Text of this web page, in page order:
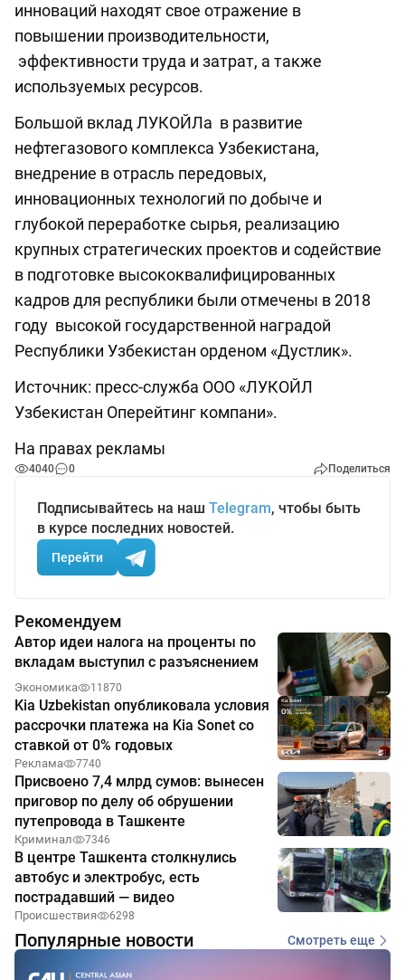
инноваций находят свое отражение в
повышении производительности,
эффективности труда и затрат, а также
используемых ресурсов.
Большой вклад ЛУКОЙЛа в развитие
нефтегазового комплекса Узбекистана,
внедрение в отрасль передовых,
инновационных технологий по добыче и
глубокой переработке сырья, реализацию
крупных стратегических проектов и содействие
в подготовке высококвалифицированных
кадров для республики были отмечены в 2018
году высокой государственной наградой
Республики Узбекистан орденом «Дустлик».
Источник: пресс-служба ООО «ЛУКОЙЛ
Узбекистан Оперейтинг компани».
На правах рекламы
4040 0 Поделиться
Подписывайтесь на наш Telegram, чтобы быть
в курсе последних новостей.
Перейти
Рекомендуем
Автор идеи налога на проценты по
вкладам выступил с разъяснением
Экономика 11870
Kia Uzbekistan опубликовала условия
рассрочки платежа на Kia Sonet со
ставкой от 0% годовых
Реклама 7740
Присвоено 7,4 млрд сумов: вынесен
приговор по делу об обрушении
путепровода в Ташкенте
Криминал 7346
В центре Ташкента столкнулись
автобус и электробус, есть
пострадавший — видео
Происшествия 6298
Популярные новости Смотреть еще